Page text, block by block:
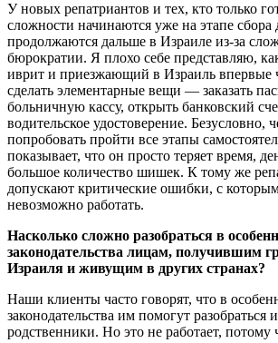
У новых репатриантов и тех, кто только
сложности начинаются уже на этапе сбора
продолжаются дальше в Израиле из-за
бюрократии. Я плохо себе представляю,
иврит и приезжающий в Израиль впервые
сделать элементарные вещи — заказать
больничную кассу, открыть банковский
водительское удостоверение. Безусловно,
попробовать пройти все этапы
показывает, что он просто теряет время,
большое количество шишек. К тому же
допускают критические ошибки, с
невозможно работать.
Насколько сложно разобраться в
законодательства лицам, получившим
Израиля и живущим в других странах?
Наши клиенты часто говорят, что в
законодательства им помогут разобраться
родственники. Но это не работает, потому